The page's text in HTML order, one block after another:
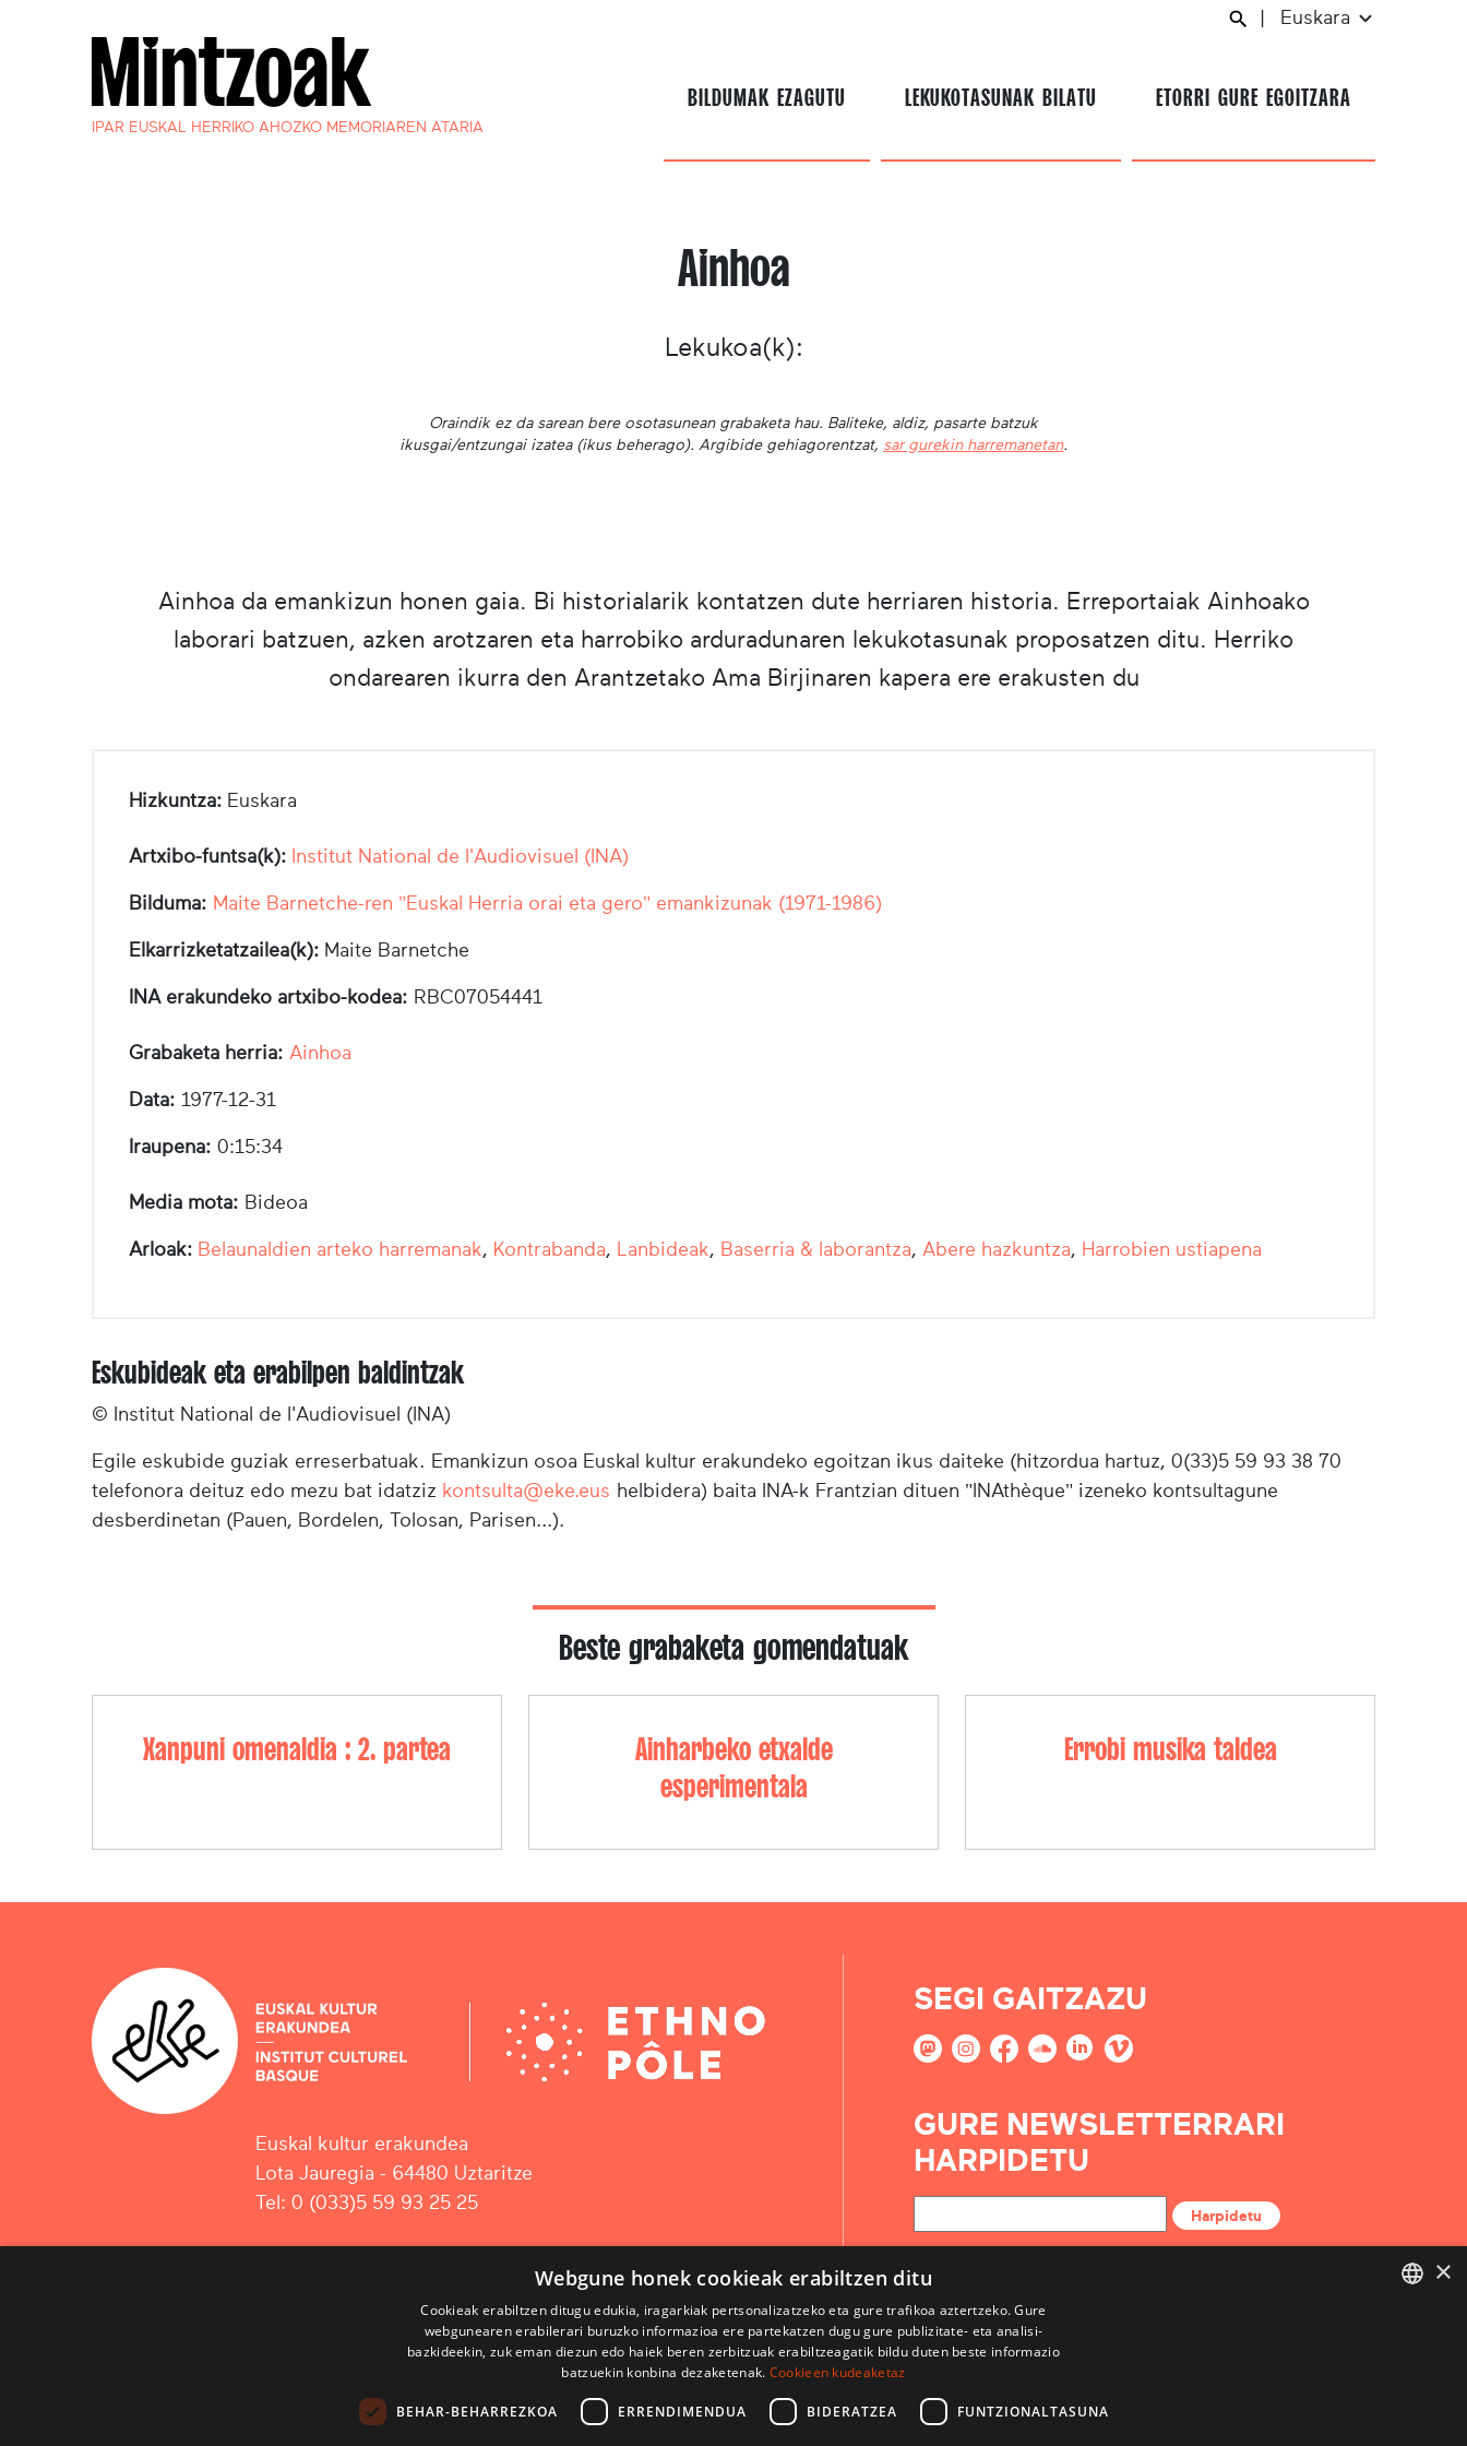
IPAR EUSKAL HERRIKO AHOZKO MEMORIAREN ATARIA
Euskara
BILDUMAK EZAGUTU LEKUKOTASUNAK BILATU ETORRI GURE EGOITZARA
Ainhoa
Lekukoa(k):
Oraindik ez da sarean bere osotasunean grabaketa hau. Baliteke, aldiz, pasarte batzuk
ikusgai/entzungai izatea (ikus beherago). Argibide gehiagorentzat, sar gurekin harremanetan.
Ainhoa da emankizun honen gaia. Bi historialarik kontatzen dute herriaren historia. Erreportaiak Ainhoako
laborari batzuen, azken arotzaren eta harrobiko arduradunaren lekukotasunak proposatzen ditu. Herriko
ondarearen ikurra den Arantzetako Ama Birjinaren kapera ere erakusten du
Hizkuntza: Euskara
Artxibo-funtsa(k): Institut National de l'Audiovisuel (INA)
Bilduma: Maite Barnetche-ren "Euskal Herria orai eta gero" emankizunak (1971-1986)
Elkarrizketatzailea(k): Maite Barnetche
INA erakundeko artxibo-kodea: RBC07054441
Grabaketa herria: Ainhoa
Data: 1977-12-31
Iraupena: 0:15:34
Media mota: Bideoa
Arloak: Belaunaldien arteko harremanak, Kontrabanda, Lanbideak, Baserria & laborantza, Abere hazkuntza, Harrobien ustiapena
Eskubideak eta erabilpen baldintzak
© Institut National de l'Audiovisuel (INA)
Egile eskubide guziak erreserbatuak. Emankizun osoa Euskal kultur erakundeko egoitzan ikus daiteke (hitzordua hartuz, 0(33)5 59 93 38 70
telefonora deituz edo mezu bat idatziz kontsulta@eke.eus helbidera) baita INA-k Frantzian dituen "INAthèque" izeneko kontsultagune
desberdinetan (Pauen, Bordelen, Tolosan, Parisen...).
Beste grabaketa gomendatuak
Xanpuni omenaldia : 2. partea
Ainharbeko etxalde
esperimentala
Errobi musika taldea
Euskal kultur erakundea
Lota Jauregia - 64480 Uztaritze
Tel: 0 (033)5 59 93 25 25
SEGI GAITZAZU
GURE NEWSLETTERRARI
HARPIDETU
Harpidetu
×
Webgune honek cookieak erabiltzen ditu
Cookieak erabiltzen ditugu edukia, iragarkiak pertsonalizatzeko eta gure trafikoa aztertzeko. Gure
webgunearen erabilerari buruzko informazioa ere partekatzen dugu gure publizitate- eta analisi-
bazkideekin, zuk eman diezun edo haiek beren zerbitzuak erabiltzeagatik bildu duten beste informazio
batzuekin konbina dezaketenak. Cookieen kudeaketaz
BEHAR-BEHARREZKOA ERRENDIMENDUA BIDERATZEA FUNTZIONALTASUNA